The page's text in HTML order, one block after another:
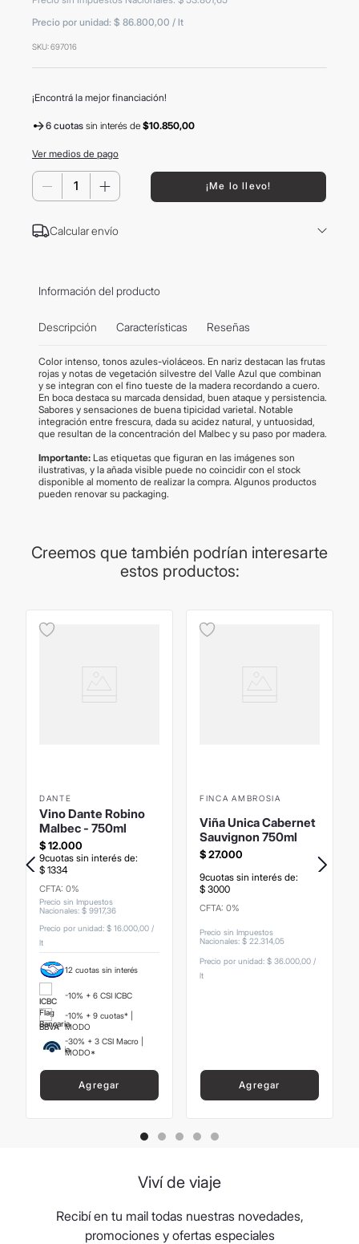
Precio por unidad: $ 86.800,00 / lt
SKU:697016
¡Encontrá la mejor financiación!
6 cuotas sin interésde $10.850,00
Ver medios de pago
＋
－ ¡Me lo llevo!
Calcular envío
Información del producto
Descripción Características Reseñas
Color intenso, tonos azules-violáceos. En nariz destacan las frutas
rojas y notas de vegetación silvestre del Valle Azul que combinan
y se integran con el fino tueste de la madera recordando a cuero.
En boca destaca su marcada densidad, buen ataque y persistencia.
Sabores y sensaciones de buena tipicidad varietal. Notable
integración entre frescura, dada su acidez natural, y untuosidad,
que resultan de la concentración del Malbec y su paso por madera.
Importante:Las etiquetas que figuran en las imágenes son
ilustrativas, y la añada visible puede no coincidir con el stock
disponible al momento de realizar la compra. Algunos productos
pueden renovar su packaging.
Creemos que también podrían interesarte
estos productos:
DANTE
Vino Dante Robino
Malbec - 750ml
$12.000
9cuotas sin interés de:
$ 1334
CFTA: 0%
Precio sin Impuestos
Nacionales: $ 9917,36
Precio por unidad: $ 16.000,00 /
lt
12 cuotas sin interés
-10% + 6 CSI ICBC
-10% + 9 cuotas* |
MODO
-30% + 3 CSI Macro |
MODO*
Agregar
FINCA AMBROSIA
Viña Unica Cabernet
Sauvignon 750ml
$27.000
9cuotas sin interés de:
$ 3000
CFTA: 0%
Precio sin Impuestos
Nacionales: $ 22.314,05
Precio por unidad: $ 36.000,00 /
lt
Agregar
Viví de viaje
Recibí en tu mail todas nuestras novedades,
promociones y ofertas especiales
10. termo